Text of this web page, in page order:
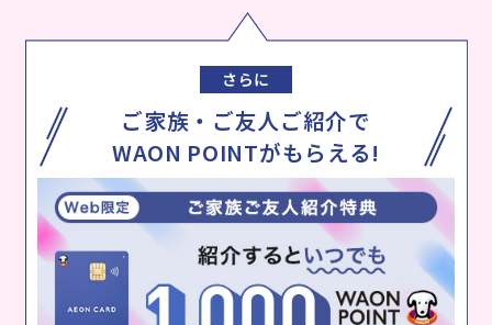
さらに
ご家族・ご友人ご紹介で
WAON POINTがもらえる!